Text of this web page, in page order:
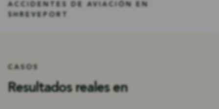
ACCIDENTES DE AVIACIÓN EN
SHREVEPORT
CASOS
Resultados reales en